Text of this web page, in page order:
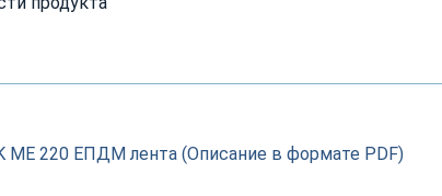
ME 220 ЕПДМ лента (Описание в формате PDF)